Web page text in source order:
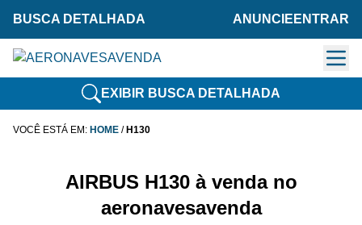
BUSCA DETALHADA ANUNCIE ENTRAR
EXIBIR BUSCA DETALHADA
VOCÊ ESTÁ EM: HOME / H130
AIRBUS H130 à venda no
aeronavesavenda